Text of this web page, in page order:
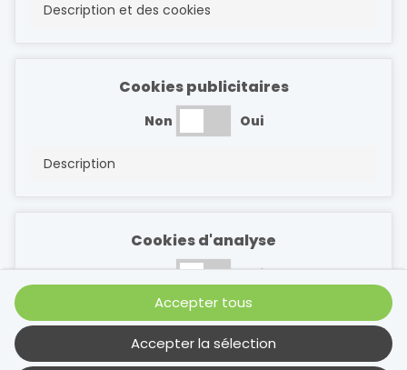
Description et des cookies
Cookies publicitaires
Non Oui
Description
Cookies d'analyse
Oui
Description
Accepter la sélection
Accepter tous